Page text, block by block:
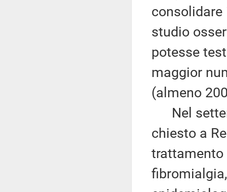
studio
potesse
maggior
(almeno
Nel
chiesto a
trattamento